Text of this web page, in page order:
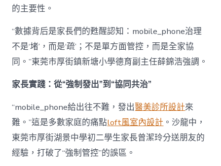
的主要性。
“數據背后是家長們的甦醒認知：mobile_phone治理
不是‘堵’，而是‘疏’；不是單方面管控，而是全家協
同。”東莞市厚街鎮新塘小學德育副主任薛錦浩強調。
家長實踐：從“強制發出”到“協同共治”
“mobile_phone給出往不難，發出醫美診所設計來
難。”這是多數家庭的痛點loft風室內設計 。沙龍中，
東莞市厚街湖景中學初二學生家長曾潔玲分送朋友的
經驗，打破了“強制管控”的誤區。